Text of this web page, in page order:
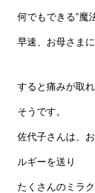
何でもできる”魔
早速、お母さま
すると痛みが取
そうです。
佐代子さんは、
ルギーを送り
たくさんのミラ